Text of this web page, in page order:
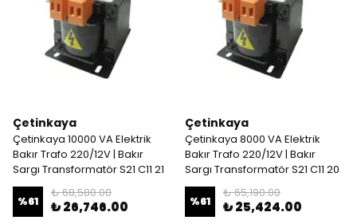
Çetinkaya
Çetinkaya 10000 VA Elektrik
Bakır Trafo 220/12V | Bakır
Sargı Transformatör S21 C11 21
%61
₺ 68,580.00
₺ 26,746.00
Çetinkaya
Çetinkaya 8000 VA Elektrik
Bakır Trafo 220/12V | Bakır
Sargı Transformatör S21 C11 20
%61
₺ 65,190.00
₺ 25,424.00